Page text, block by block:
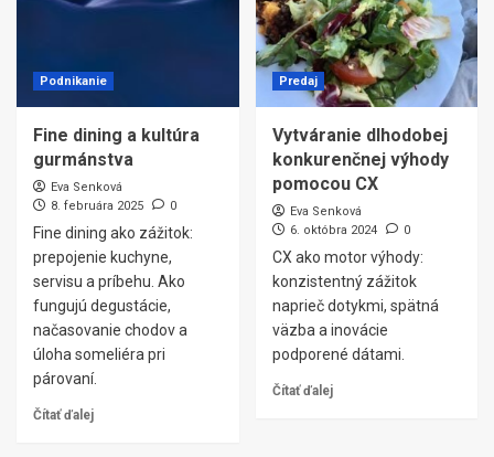
Podnikanie
Fine dining a kultúra
gurmánstva
Eva Senková
8. februára 2025
0
Fine dining ako zážitok:
prepojenie kuchyne,
servisu a príbehu. Ako
fungujú degustácie,
načasovanie chodov a
úloha someliéra pri
párovaní.
Čítať ďalej
Predaj
Vytváranie dlhodobej
konkurenčnej výhody
pomocou CX
Eva Senková
6. októbra 2024
0
CX ako motor výhody:
konzistentný zážitok
naprieč dotykmi, spätná
väzba a inovácie
podporené dátami.
Čítať ďalej